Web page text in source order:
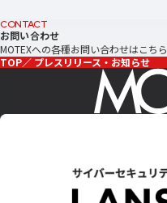
CONTACT
お問い合わせ
MOTEXへの各種お問い合わせはこちら
TOP
プレスリリース・お知らせ